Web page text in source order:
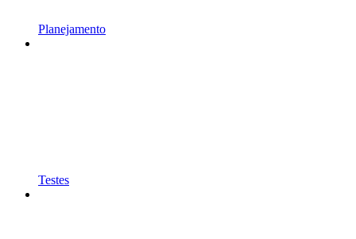
Planejamento
Testes